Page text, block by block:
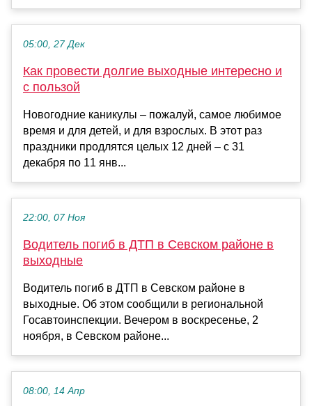
05:00, 27 Дек
Как провести долгие выходные интересно и
с пользой
Новогодние каникулы – пожалуй, самое любимое
время и для детей, и для взрослых. В этот раз
праздники продлятся целых 12 дней – с 31
декабря по 11 янв...
22:00, 07 Ноя
Водитель погиб в ДТП в Севском районе в
выходные
Водитель погиб в ДТП в Севском районе в
выходные. Об этом сообщили в региональной
Госавтоинспекции. Вечером в воскресенье, 2
ноября, в Севском районе...
08:00, 14 Апр